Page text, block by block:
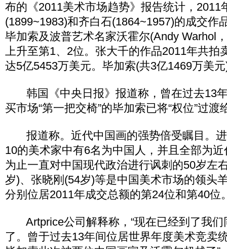
布的《2011美术市场趋势》报告统计，2011
(1899~1983)和齐白石(1864~1957)的成交作
毕加索及波普艺术名家沃霍尔(Andy Warhol
上升至第1、2位。张大千的作品2011年共拍
达5亿5453万美元。毕加索(共3亿1469万美
韩国《中央日报》报道称，曾在过去13
买市场“第一把交椅”的毕加索已将“权位”过
报道称。近代中国画的强势倍受瞩目。进
10的美术家中有6名为中国人，并且全部为
为止一直对中国现代政治进行讽刺的50岁左
岁)、张晓刚(54岁)等是中国美术市场的领头
分别位居2011年成交总额的第24位和第40位
Artprice公司解释称，“现在已经到了我们
了。曾于过去13年间位居世界年度美术竞卖